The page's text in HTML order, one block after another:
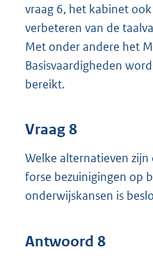
vraag 6, het kabinet
verbeteren van de
Met onder andere het
Basisvaardigheden
bereikt.
Vraag 8
Welke alternatieven
forse bezuinigingen op
onderwijskansen is
Antwoord 8